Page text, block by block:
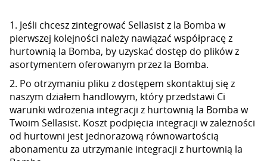
1. Jeśli chcesz zintegrować Sellasist z la Bomba w
pierwszej kolejności należy nawiązać współpracę z
hurtownią la Bomba, by uzyskać dostęp do plików z
asortymentem oferowanym przez la Bomba.
2. Po otrzymaniu pliku z dostępem skontaktuj się z
naszym działem handlowym, który przedstawi Ci
warunki wdrożenia integracji z hurtownią la Bomba w
Twoim Sellasist. Koszt podpięcia integracji w zależności
od hurtowni jest jednorazową równowartością
abonamentu za utrzymanie integracji z hurtownią la